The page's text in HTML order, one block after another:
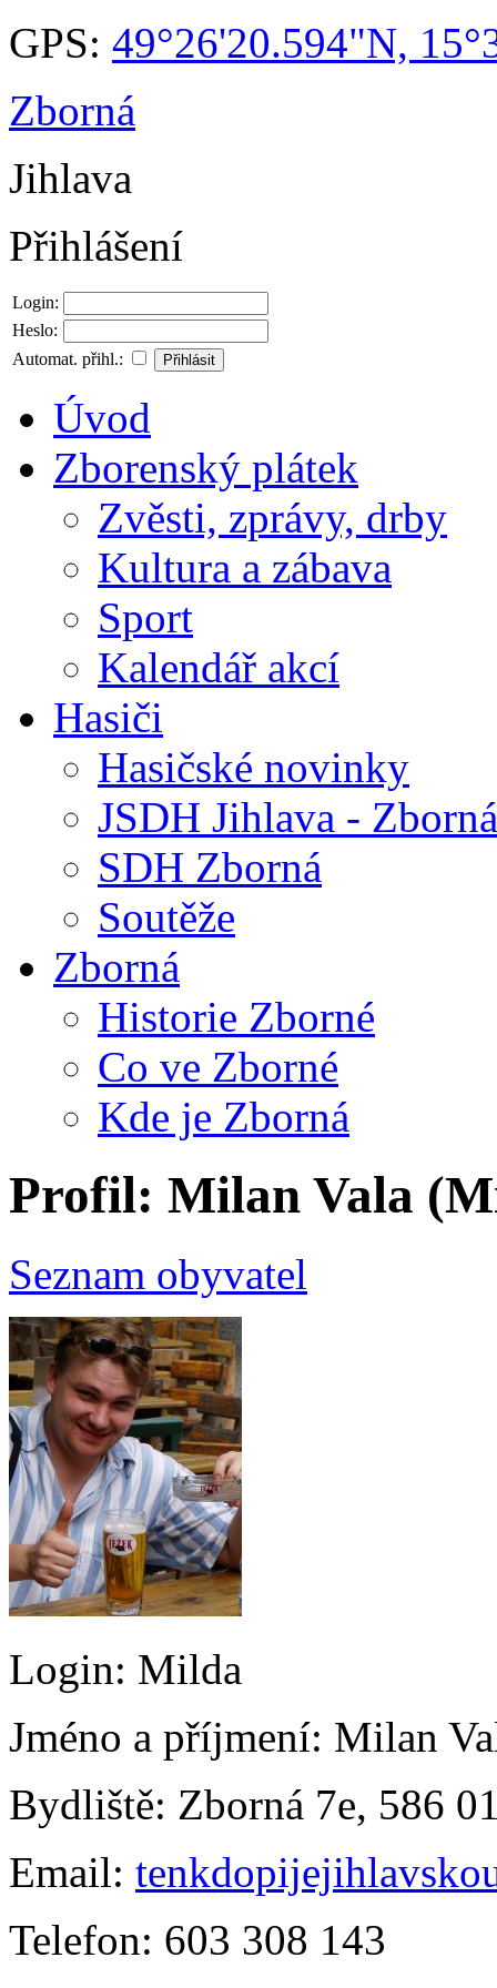
GPS: 49°26'20.594"N,
Zborná
Jihlava
Přihlášení
Login:
Heslo:
Automat. přihl.:
Úvod
Zborenský plátek
Zvěsti, zprávy, drby
Kultura a zábava
Sport
Kalendář akcí
Hasiči
Hasičské novinky
JSDH Jihlava - Zborná
SDH Zborná
Soutěže
Zborná
Historie Zborné
Co ve Zborné
Kde je Zborná
Profil: Milan Vala
Seznam obyvatel
Login: Milda
Jméno a příjmení: Milan
Bydliště: Zborná 7e, 586
Email:
Telefon: 603 308 143